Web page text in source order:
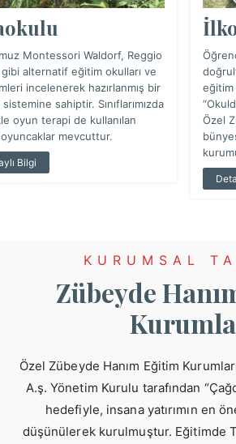
Montessori Waldorf, Reggio
gibi alternatif eğitim okulları ve
incelenerek hazırlanmış bir
sahiptir. Sınıflarımızda
oyun terapi de kullanılan
mevcuttur.
Bilgi
eğitim
Özel
KURUMSAL
Zübeyde
Özel Zübeyde Hanım Eğitim
A.ş. Yönetim Kurulu tarafından
hedefiyle, insana yatırımın en
düşünülerek kurulmuştur. Eğitimde